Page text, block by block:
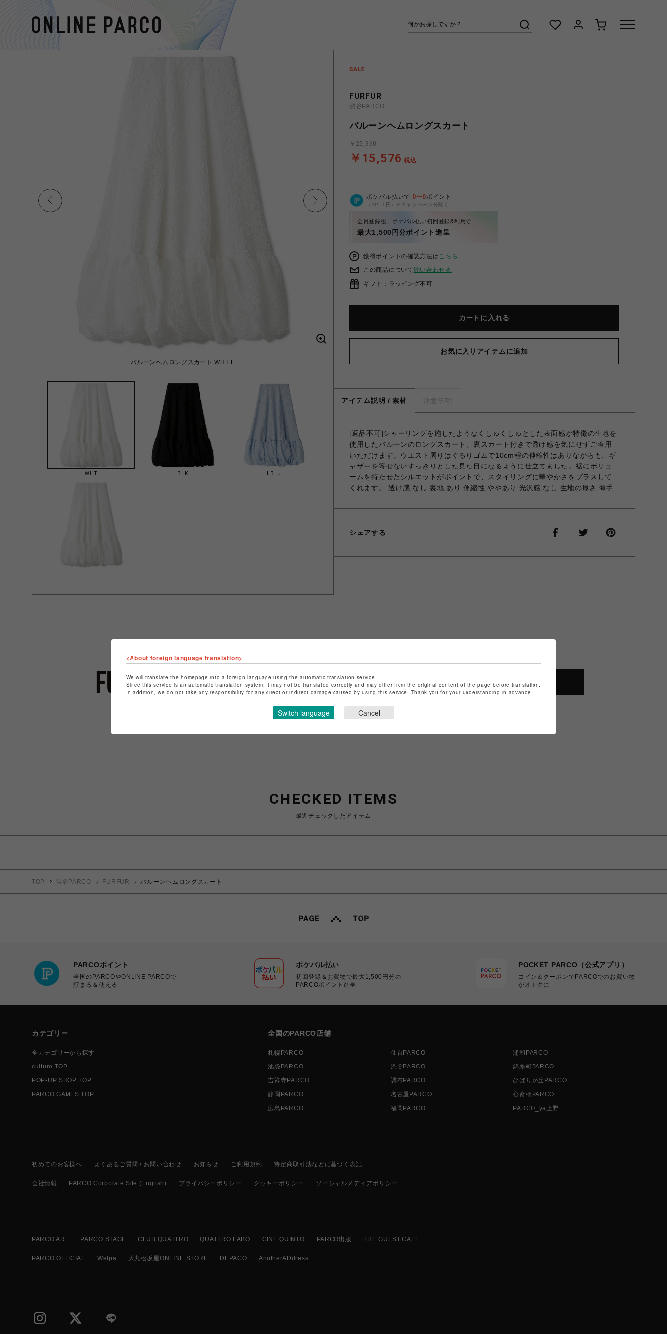
バルーンヘムロングスカート WHT F バルーンヘムロングスカート BLK F
WHT BLK LBLU
FURFUR
渋谷PARCO
バルーンヘムロングスカート
￥15,576 税込
￥25,960
ポケパル払いで 0〜0ポイント
（1P=1円）※キャンペーン分除く
会員登録後、ポケパル払い初回登録&利用で
最大1,500円分ポイント進呈
獲得ポイントの確認方法はこちら
この商品について 問い合わせる
ギフト：ラッピング不可
カートに入れる
お気に入りアイテムに追加
アイテム説明 / 素材 注意事項
[返品不可]シャーリングを施したようなくしゅくしゅとした表面感が特徴の生地を
使用したバルーンのロングスカート。裏スカート付きで透け感を気にせずご着用
いただけます。ウエスト周りはぐるりゴムで10cm程の伸縮性はありながらも、ギ
ャザーを寄せないすっきりとした見た目になるように仕立てました。裾にボリュ
ームを持たせたシルエットがポイントで、スタイリングに華やかさをプラスして
くれます。 透け感;なし 裏地;あり 伸縮性;ややあり 光沢感;なし 生地の厚さ;薄手
シェアする
ショップ名
特定商取引法など法令に基づく表記はこちら
ショップお問い合わせはこちら
SHOP TOP
CHECKED ITEMS
最近チェックしたアイテム
TOP 渋谷PARCO FURFUR バルーンヘムロングスカート
PARCOポイント
全国のPARCOやONLINE PARCOで
貯まる＆使える
ポケパル払い
初回登録＆お買物で最大1,500円分の
PARCOポイント進呈
POCKET PARCO（公式アプリ）
コイン＆クーポンでPARCOでのお買い物
がオトクに
カテゴリー
全カテゴリーから探す
culture TOP
POP-UP SHOP TOP
PARCO GAMES TOP
全国のPARCO店舗
札幌PARCO 仙台PARCO
浦和PARCO
池袋PARCO
渋谷PARCO
錦糸町PARCO
吉祥寺PARCO
調布PARCO
ひばりが丘PARCO
静岡PARCO
名古屋PARCO
心斎橋PARCO
広島PARCO
福岡PARCO PARCO_ya上野
初めてのお客様へ よくあるご質問 / お問い合わせ お知らせ ご利用規約 特定商取引法などに基づく表記
会社情報 PARCO Corporate Site (English) プライバシーポリシー クッキーポリシー ソーシャルメディアポリシー
PARCO ART PARCO STAGE CLUB QUATTRO QUATTRO LABO CINE QUINTO PARCO出版 THE GUEST CAFE
PARCO OFFICIAL Welpa 大丸松坂屋ONLINE STORE DEPACO AnotherADdress
<About foreign language translation>
We will translate the homepage into a foreign language using the automatic translation service.
Since this service is an automatic translation system, it may not be translated correctly and may differ from the original content of the page before translation.
In addition, we do not take any responsibility for any direct or indirect damage caused by using this service. Thank you for your understanding in advance.
Switch language Cancel